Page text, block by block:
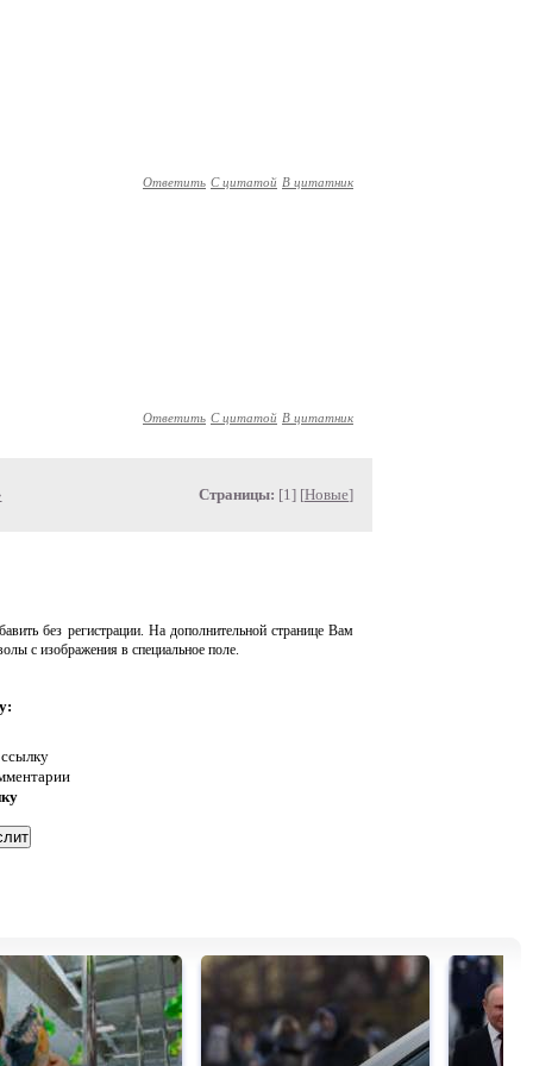
Ответить С цитатой В цитатник
Ответить С цитатой В цитатник
Страницы: [1] [Новые]
без регистрации. На дополнительной странице Вам
с изображения в специальное поле.